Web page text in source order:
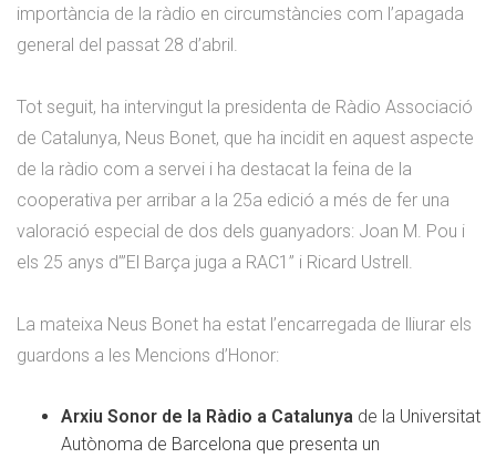
importància de la ràdio en circumstàncies com l’apagada
general del passat 28 d’abril.
Tot seguit, ha intervingut la presidenta de Ràdio Associació
de Catalunya, Neus Bonet, que ha incidit en aquest aspecte
de la ràdio com a servei i ha destacat la feina de la
cooperativa per arribar a la 25a edició a més de fer una
valoració especial de dos dels guanyadors: Joan M. Pou i
els 25 anys d’”El Barça juga a RAC1” i Ricard Ustrell.
La mateixa Neus Bonet ha estat l’encarregada de lliurar els
guardons a les Mencions d’Honor:
Arxiu Sonor de la Ràdio a Catalunya de la Universitat
Autònoma de Barcelona que presenta un